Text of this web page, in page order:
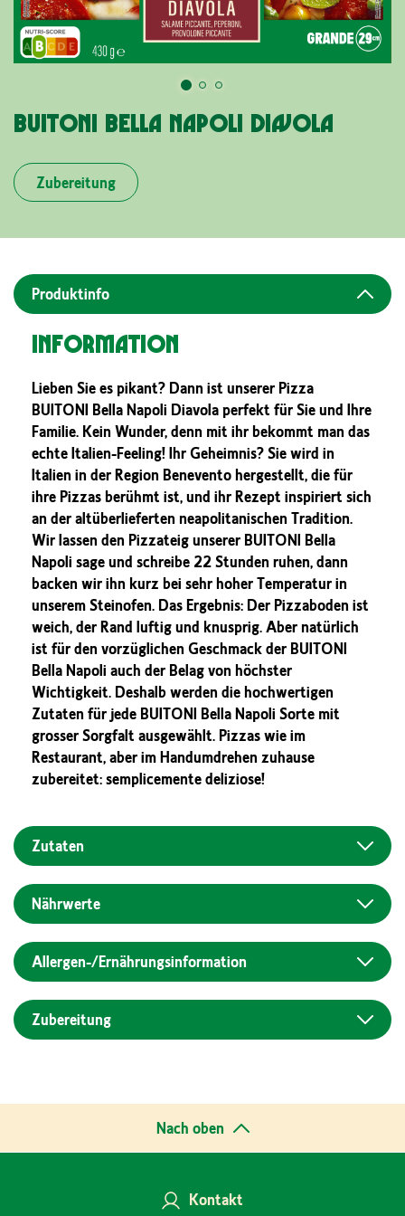
BUITONI BELLA NAPOLI DIAVOLA
Zubereitung
Produktinfo
Information
Lieben Sie es pikant? Dann ist unserer Pizza
BUITONI Bella Napoli Diavola perfekt für Sie und Ihre
Familie. Kein Wunder, denn mit ihr bekommt man das
echte Italien-Feeling! Ihr Geheimnis? Sie wird in
Italien in der Region Benevento hergestellt, die für
ihre Pizzas berühmt ist, und ihr Rezept inspiriert sich
an der altüberlieferten neapolitanischen Tradition.
Wir lassen den Pizzateig unserer BUITONI Bella
Napoli sage und schreibe 22 Stunden ruhen, dann
backen wir ihn kurz bei sehr hoher Temperatur in
unserem Steinofen. Das Ergebnis: Der Pizzaboden ist
weich, der Rand luftig und knusprig. Aber natürlich
ist für den vorzüglichen Geschmack der BUITONI
Bella Napoli auch der Belag von höchster
Wichtigkeit. Deshalb werden die hochwertigen
Zutaten für jede BUITONI Bella Napoli Sorte mit
grosser Sorgfalt ausgewählt. Pizzas wie im
Restaurant, aber im Handumdrehen zuhause
zubereitet: semplicemente deliziose!
Zutaten
Nährwerte
Allergen-/Ernährungs­information
Zubereitung
Nach oben
Kontakt